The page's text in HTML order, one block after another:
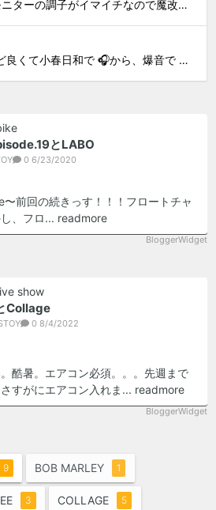
お店のACERモニターの調子がイマイチなので魔改造したiMacと入れ替え 外は豪雨、何処へも行かない火曜。 コツコツ作業スタートです!!! CHK!!! 何年かぶりにモニターを降ろした。 配線がぐちゃぐちゃ😂 要らないケーブルなど、使っていない部材などなど片付けて、拭き掃除w。...
天気がこれほど良くて小春日和で 🎧から、爆音で この曲しかない。 ループ・リピート再生。 CHK!!! ちなみに自分。 60歳になったら、この色でW114 乗っていたいですね。 罪と罰 PV このミュージック・ビデオ「罪と罰」は"自分のクルマを切る"というコ...
とLABO
0 6/23/2020
前回の続きっす！！！フロートチャ
、フロ... readmore
BloggerWidget
show
Collage
0 8/4/2022
酷暑。エアコン必須。。。先週まで
すがにエアコン入れま... readmore
BloggerWidget
9 BOB MARLEY 1
3 COLLAGE 5